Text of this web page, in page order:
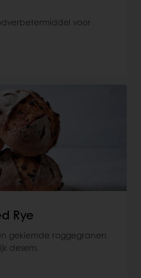
voor
Rye
gekiemde roggegranen
desem.